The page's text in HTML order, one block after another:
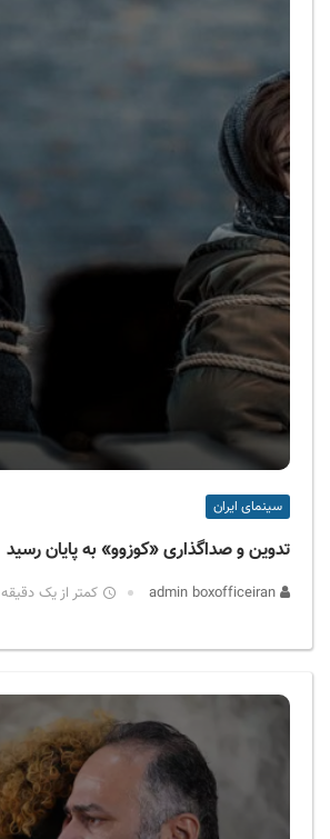
سینمای ایران
تدوین و صداگذاری «کوزوو» به پایان رسید
کمتر از یک دقیقه